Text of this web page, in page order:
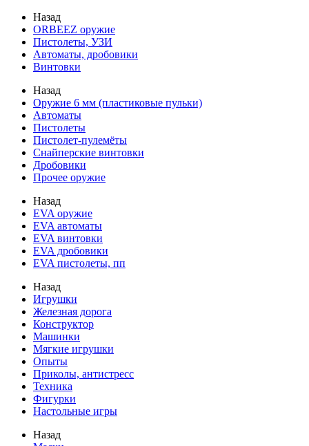
Назад
ORBEEZ оружие
Пистолеты, УЗИ
Автоматы, дробовики
Винтовки
Назад
Оружие 6 мм (пластиковые пульки)
Автоматы
Пистолеты
Пистолет-пулемёты
Снайперские винтовки
Дробовики
Прочее оружие
Назад
EVA оружие
EVA автоматы
EVA винтовки
EVA дробовики
EVA пистолеты, пп
Назад
Игрушки
Железная дорога
Конструктор
Машинки
Мягкие игрушки
Опыты
Приколы, антистресс
Техника
Фигурки
Настольные игры
Назад